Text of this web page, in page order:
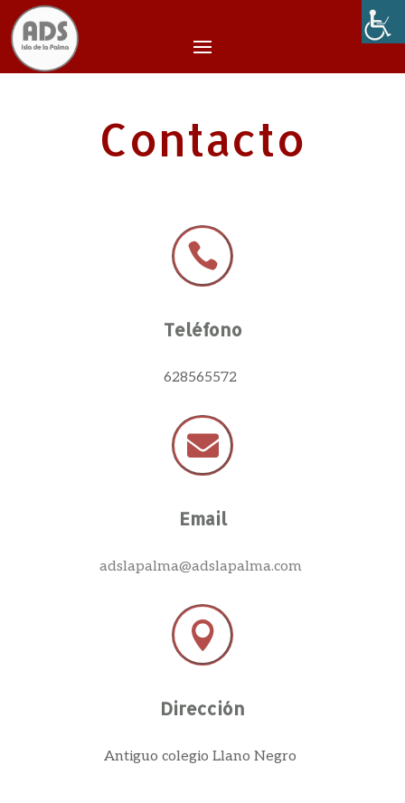
Contacto

Teléfono
628565572

Email
adslapalma@adslapalma.com

Dirección
Antiguo colegio Llano Negro